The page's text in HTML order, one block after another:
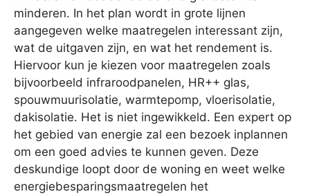
minderen. In het plan wordt in grote lijnen
aangegeven welke maatregelen interessant zijn,
wat de uitgaven zijn, en wat het rendement is.
Hiervoor kun je kiezen voor maatregelen zoals
bijvoorbeeld infraroodpanelen, HR++ glas,
spouwmuurisolatie, warmtepomp, vloerisolatie,
dakisolatie. Het is niet ingewikkeld. Een expert op
het gebied van energie zal een bezoek inplannen
om een goed advies te kunnen geven. Deze
deskundige loopt door de woning en weet welke
energiebesparingsmaatregelen het